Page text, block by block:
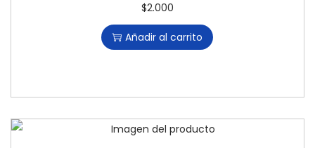
$2.000
Añadir al carrito